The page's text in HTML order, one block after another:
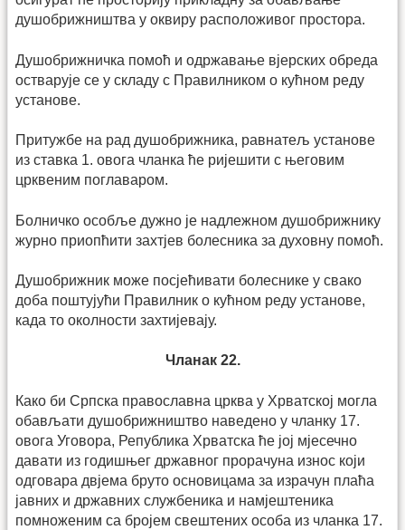
душобрижништва у оквиру расположивог простора.
Душобрижничка помоћ и одржавање вјерских обреда
остварује се у складу с Правилником о кућном реду
установе.
Притужбе на рад душобрижника, равнатељ установе
из ставка 1. овога чланка ће ријешити с његовим
црквеним поглаваром.
Болничко особље дужно је надлежном душобрижнику
журно приопћити захтјев болесника за духовну помоћ.
Душобрижник може посјећивати болеснике у свако
доба по­штују­ћи Правилник о кућном реду установе,
када то околности захтијевају.
Чланак 22.
Како би Српска православна црква у Хрватској могла
обав­љати душобрижништво наведено у чланку 17.
овога Уговора, Република Хрватска ће јој мјесечно
давати из годишњег државног прорачуна износ који
одговара двјема бруто основицама за израчун плаћа
јавних и државних службеника и намјештеника
помноженим са бројем свештених особа из чланка 17.